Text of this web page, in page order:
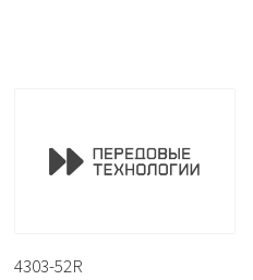
4303-52R